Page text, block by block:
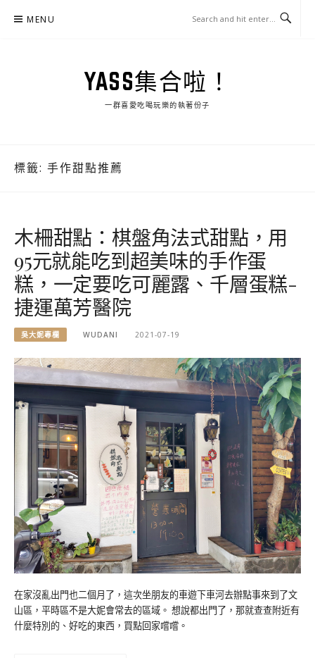
MENU
YASS集合啦！
一群喜愛吃喝玩樂的執著份子
標籤: 手作甜點推薦
木柵甜點：棋盤角法式甜點，用
95元就能吃到超美味的手作蛋
糕，一定要吃可麗露、千層蛋糕-
捷運萬芳醫院
吳大妮專欄 WUDANI 2021-07-19
在家沒亂出門也二個月了，這次坐朋友的車遊下車河去辦點事來到了文
山區，平時區不是大妮會常去的區域。 想說都出門了，那就查查附近有
什麼特別的、好吃的東西，買點回家嚐嚐。